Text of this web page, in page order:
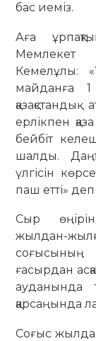
бас иеміз.
Аға
Мемлекет
Кемелұлы:
майданға
ерлікпен
бейбіт
шалды.
үлгісін
паш етті»
Сыр
жылдан-
соғысының
ғасырдан
ауданында
қарсаңында
Соғыс